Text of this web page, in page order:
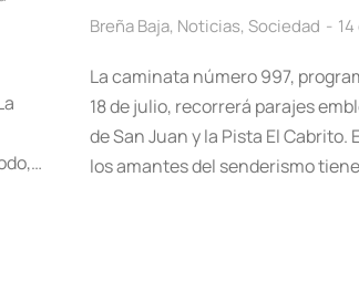
Breña Baja, Noticias, Sociedad
La caminata número 997,
18 de julio, recorrerá parajes
de San Juan y la Pista El Cabrito.
los amantes del senderismo